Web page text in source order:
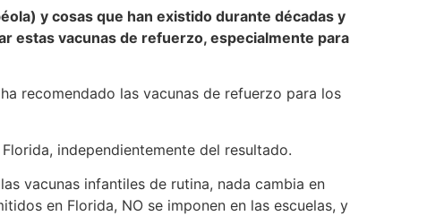
y cosas que han existido durante décadas y
estas vacunas de refuerzo, especialmente para
recomendado las vacunas de refuerzo para los
independientemente del resultado.
vacunas infantiles de rutina, nada cambia en
en Florida, NO se imponen en las escuelas, y